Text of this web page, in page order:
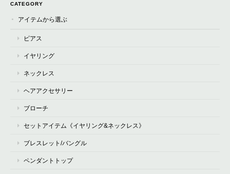
CATEGORY
アイテムから選ぶ
ピアス
イヤリング
ネックレス
ヘアアクセサリー
ブローチ
セットアイテム《イヤリング&ネックレス》
ブレスレット/バングル
ペンダントトップ